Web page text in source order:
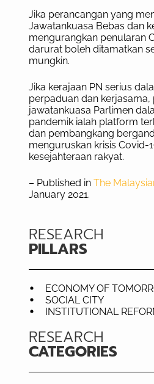
Jika perancangan yang
Jawatankuasa Bebas dan
mengurangkan penularan
darurat boleh ditamatkan
mungkin.
Jika kerajaan PN serius
perpaduan dan kerjasama,
jawatankuasa Parlimen
pandemik ialah platform
dan pembangkang
menguruskan krisis Covid-
kesejahteraan rakyat.
– Published in The
January 2021.
RESEARCH
PILLARS
ECONOMY OF
SOCIAL CITY
INSTITUTIONAL
RESEARCH
CATEGORIES